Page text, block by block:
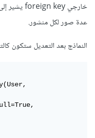
عدة صور لكل منشور.
النماذج بعد التعديل ستكون